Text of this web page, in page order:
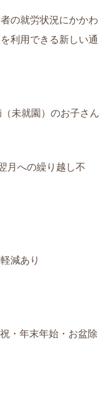
の就労状況にかかわ
利用できる新しい通
未就園）のお子さん
月への繰り越し不
減あり
・年末年始・お盆除